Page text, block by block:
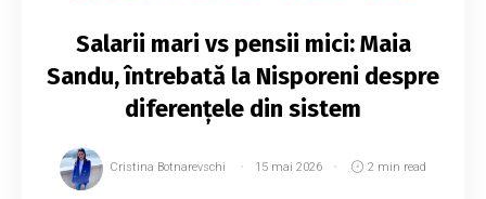
Salarii mari vs pensii mici: Maia
Sandu, întrebată la Nisporeni despre
diferențele din sistem
Cristina Botnarevschi 15 mai 2026 2 min read